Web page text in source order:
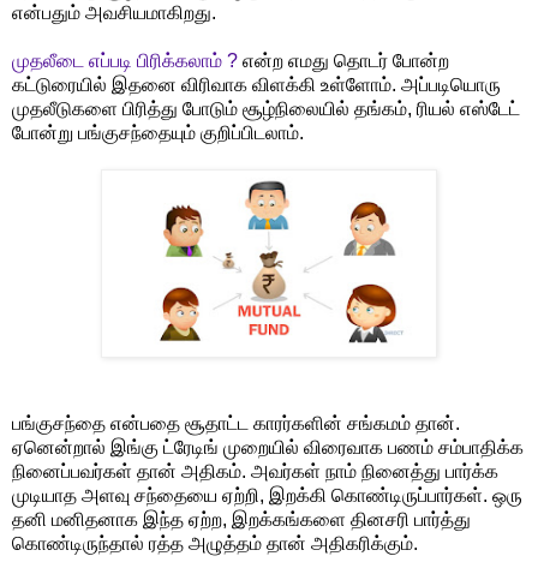
என்பதும் அவசியமாகிறது.
முதலீடை எப்படி பிரிக்கலாம் ? என்ற எமது தொடர் போன்ற
கட்டுரையில் இதனை விரிவாக விளக்கி உள்ளோம். அப்படியொரு
முதலீடுகளை பிரித்து போடும் சூழ்நிலையில் தங்கம், ரியல் எஸ்டேட்
போன்று பங்குசந்தையும் குறிப்பிடலாம்.
பங்குசந்தை என்பதை சூதாட்ட காரர்களின் சங்கமம் தான்.
ஏனென்றால் இங்கு ட்ரேடிங் முறையில் விரைவாக பணம் சம்பாதிக்க
நினைப்பவர்கள் தான் அதிகம். அவர்கள் நாம் நினைத்து பார்க்க
முடியாத அளவு சந்தையை ஏற்றி, இறக்கி கொண்டிருப்பார்கள். ஒரு
தனி மனிதனாக இந்த ஏற்ற, இறக்கங்களை தினசரி பார்த்து
கொண்டிருந்தால் ரத்த அழுத்தம் தான் அதிகரிக்கும்.